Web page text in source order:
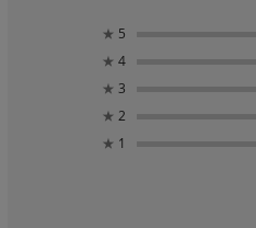
★ 5
★ 4
★ 3
★ 2
★ 1